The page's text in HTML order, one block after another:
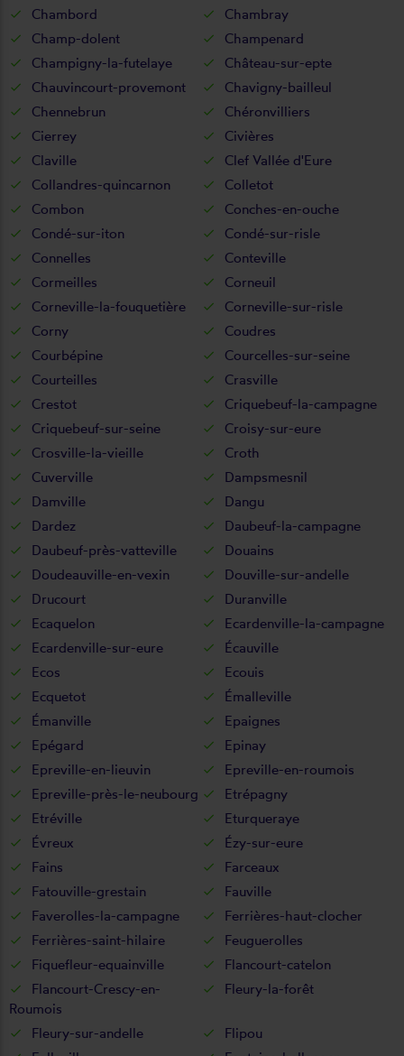
Chambord
Chambray
Champ-dolent
Champenard
Champigny-la-futelaye
Château-sur-epte
Chauvincourt-provemont
Chavigny-bailleul
Chennebrun
Chéronvilliers
Cierrey
Civières
Claville
Clef Vallée d'Eure
Collandres-quincarnon
Colletot
Combon
Conches-en-ouche
Condé-sur-iton
Condé-sur-risle
Connelles
Conteville
Cormeilles
Corneuil
Corneville-la-fouquetière
Corneville-sur-risle
Corny
Coudres
Courbépine
Courcelles-sur-seine
Courteilles
Crasville
Crestot
Criquebeuf-la-campagne
Criquebeuf-sur-seine
Croisy-sur-eure
Crosville-la-vieille
Croth
Cuverville
Dampsmesnil
Damville
Dangu
Dardez
Daubeuf-la-campagne
Daubeuf-près-vatteville
Douains
Doudeauville-en-vexin
Douville-sur-andelle
Drucourt
Duranville
Ecaquelon
Ecardenville-la-campagne
Ecardenville-sur-eure
Écauville
Ecos
Ecouis
Ecquetot
Émalleville
Émanville
Epaignes
Epégard
Epinay
Epreville-en-lieuvin
Epreville-en-roumois
Epreville-près-le-neubourg
Etrépagny
Etréville
Eturqueraye
Évreux
Ézy-sur-eure
Fains
Farceaux
Fatouville-grestain
Fauville
Faverolles-la-campagne
Ferrières-haut-clocher
Ferrières-saint-hilaire
Feuguerolles
Fiquefleur-equainville
Flancourt-catelon
Flancourt-Crescy-en-
Roumois
Fleury-la-forêt
Fleury-sur-andelle
Flipou